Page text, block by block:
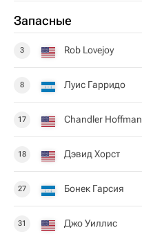
Запасные
3 Rob Lovejoy
8 Луис Гарридо
17 Chandler Hoffman
18 Дэвид Хорст
27 Бонек Гарсия
31 Джо Уиллис